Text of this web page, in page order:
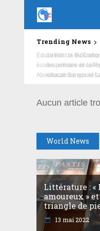
Trending News
Education : la
écoles primaire et
Aboubacar Sangoulé
Aucun article
World News
Littérature : «
amoureux »
triangle de
13 mai 2022